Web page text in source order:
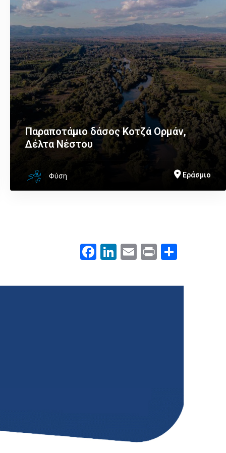
Παραποτάμιο δάσος Κοτζά Ορμάν,
Δέλτα Νέστου
Φύση Εράσμιο
Facebook
LinkedIn
Email
Print